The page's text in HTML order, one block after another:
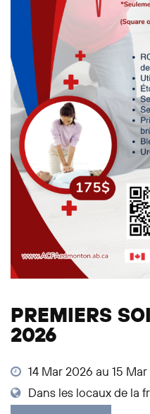
PREMIERS
2026
14 Mar 2026 au 15
Dans les locaux de la